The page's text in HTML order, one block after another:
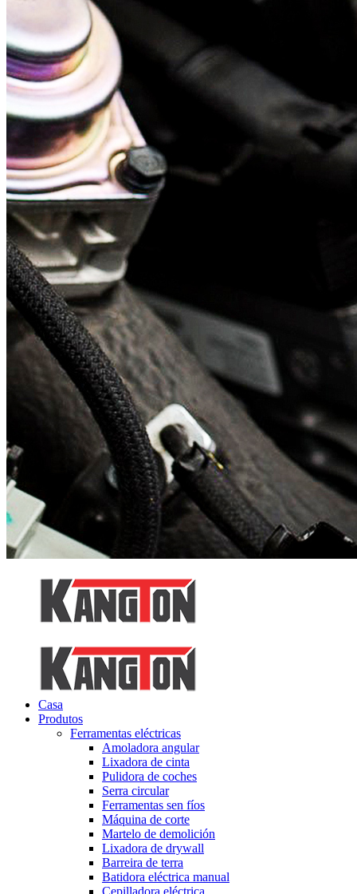
Casa
Produtos
Ferramentas eléctricas
Amoladora angular
Lixadora de cinta
Pulidora de coches
Serra circular
Ferramentas sen fíos
Máquina de corte
Martelo de demolición
Lixadora de drywall
Barreira de terra
Batidora eléctrica manual
Cepilladora eléctrica